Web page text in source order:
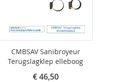
CMBSAV Sanibroyeur
Terugslagklep elleboog
€ 46,50